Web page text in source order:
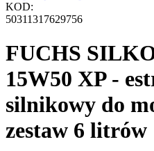
KOD:
50311317629756
FUCHS
15W50 XP -
silnikowy do
zestaw 6 litrów